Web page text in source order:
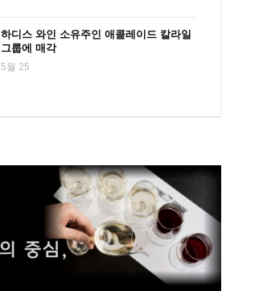
하디스 와인 소유주인 애콜레이드 칼라일
그룹에 매각
5월 25